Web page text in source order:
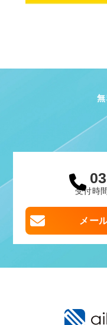
受付時
メー